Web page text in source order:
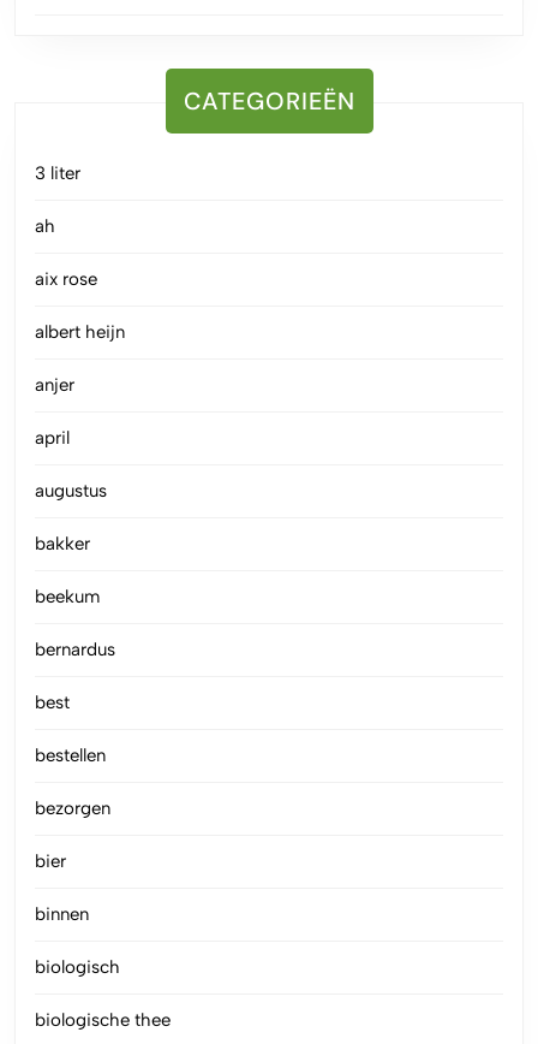
CATEGORIEËN
3 liter
ah
aix rose
albert heijn
anjer
april
augustus
bakker
beekum
bernardus
best
bestellen
bezorgen
bier
binnen
biologisch
biologische thee